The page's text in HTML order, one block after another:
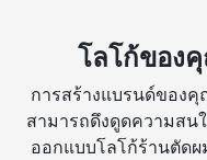
โลโก้ของ
การสร้างแบรนด์ของ
สามารถดึงดูดความสน
ออกแบบโลโก้ร้านตัด